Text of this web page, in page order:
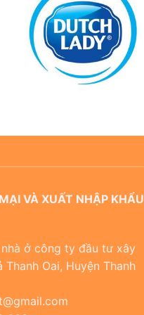
VÀ XUẤT NHẬP KHẨU
ở công ty đầu tư xây
Oai, Huyện Thanh